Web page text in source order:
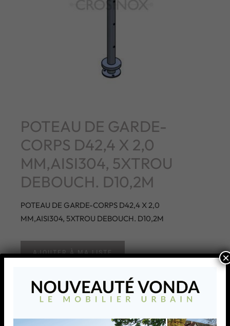
POTEAU DE GARDE-
CORPS D42,4 X 2,0
MM,AISI304, 5XTROU
DEBOUCH. D10,2M
POTEAU DE GARDE-CORPS D42,4 X 2,0
MM,AISI304, 5XTROU DEBOUCH. D10,2M
AJOUTER À MA LISTE ×